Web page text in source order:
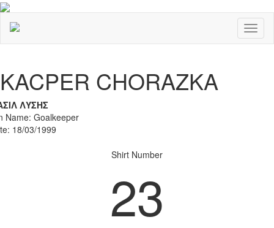
KACPER CHORAZKA
ΛΥΣΗΣ
Name: Goalkeeper
18/03/1999
Shirt Number
23